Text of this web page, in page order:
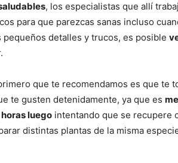
, los especialistas que allí
para que parezcas sanas incluso
detalles y trucos, es posible
que te recomendamos es que te
te gusten detenidamente, ya que es
luego intentando que se recupere
distintas plantas de la misma